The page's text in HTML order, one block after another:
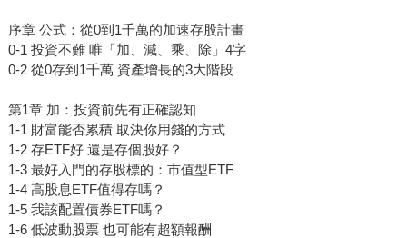
序章 公式：從0到1千萬的加速存股計畫
0-1 投資不難 唯「加、減、乘、除」4字
0-2 從0存到1千萬 資產增長的3大階段
第1章 加：投資前先有正確認知
1-1 財富能否累積 取決你用錢的方式
1-2 存ETF好 還是存個股好？
1-3 最好入門的存股標的：市值型ETF
1-4 高股息ETF值得存嗎？
1-5 我該配置債券ETF嗎？
1-6 低波動股票 也可能有超額報酬